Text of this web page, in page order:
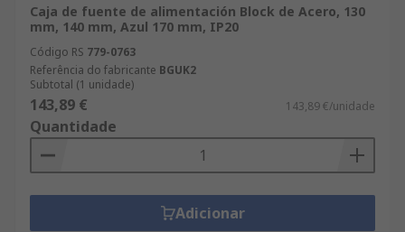
Caja de fuente de alimentación Block de Acero, 130
mm, 140 mm, Azul 170 mm, IP20
Código RS 779-0763
Referência do fabricante BGUK2
Subtotal (1 unidade)
143,89 € 143,89 €/unidade
Quantidade
Adicionar